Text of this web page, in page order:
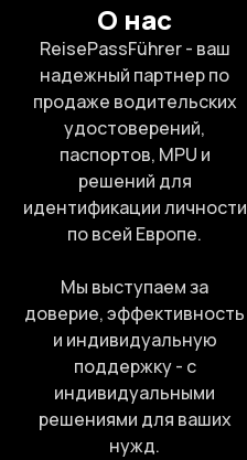
О нас
ReisePassFührer - ваш
надежный партнер по
продаже водительских
удостоверений,
паспортов, MPU и
решений для
идентификации личности
по всей Европе.
Мы выступаем за
доверие, эффективность
и индивидуальную
поддержку - с
индивидуальными
решениями для ваших
нужд.